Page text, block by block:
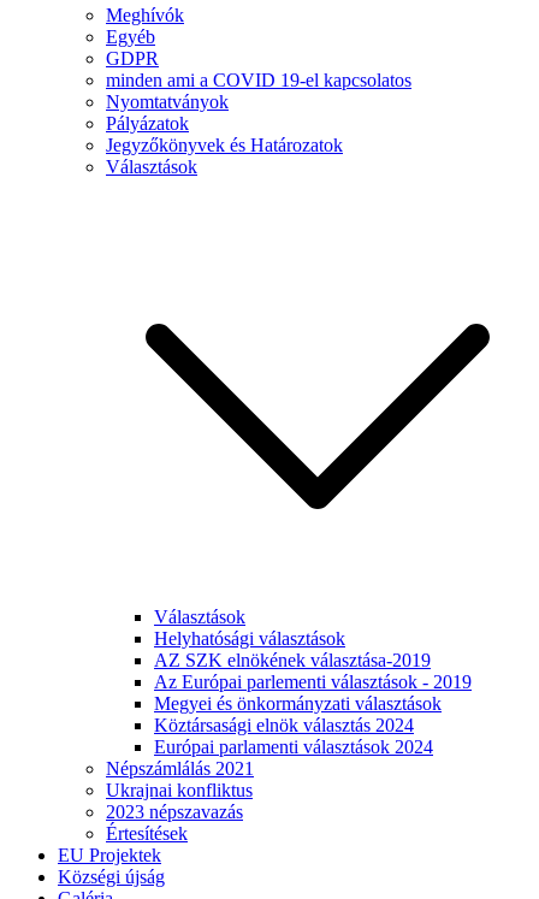
Meghívók
Egyéb
GDPR
minden ami a COVID 19-el kapcsolatos
Nyomtatványok
Pályázatok
Jegyzőkönyvek és Határozatok
Választások
Választások
Helyhatósági választások
AZ SZK elnökének választása-2019
Az Európai parlementi választások - 2019
Megyei és önkormányzati választások
Köztársasági elnök választás 2024
Európai parlamenti választások 2024
Népszámlálás 2021
Ukrajnai konfliktus
2023 népszavazás
Értesítések
EU Projektek
Községi újság